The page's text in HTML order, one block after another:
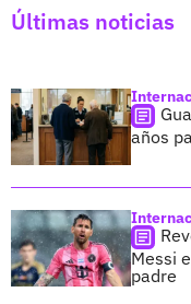
Últimas noticias
años
Messi
padre